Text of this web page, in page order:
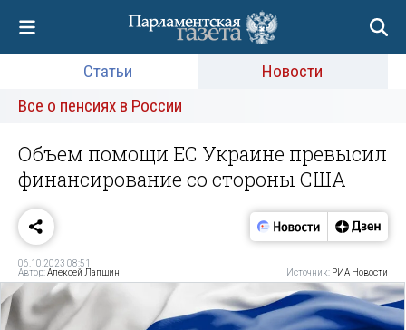
Статьи
Новости
Все о пенсиях в России
Объем помощи ЕС Украине превысил
финансирование со стороны США
06.10.2023 08:51
Автор:Алексей Лапшин Источник: РИА Новости